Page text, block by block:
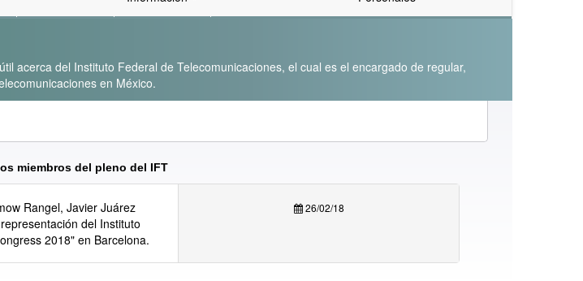
acerca del Instituto Federal de Telecomunicaciones, el cual es el encargado de regular,
en México.
miembros del pleno del IFT
Rangel, Javier Juárez
del Instituto
2018" en Barcelona.
26/02/18